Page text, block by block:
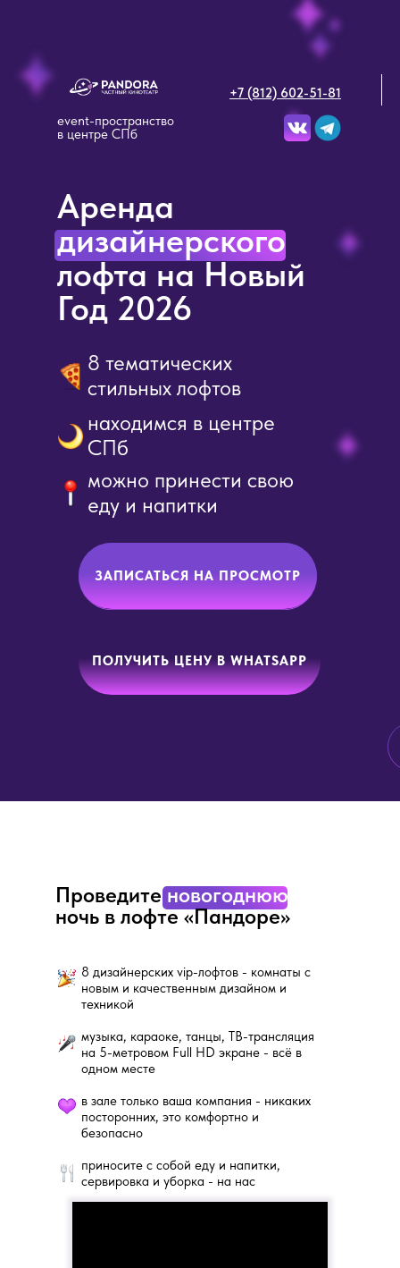
Аренда
дизайнерского
лофта на Новый
Год 2026
ПОЛУЧИТЬ ЦЕНУ В WHATSAPP
ЗАПИСАТЬСЯ НА ПРОСМОТР
находимся в центре
СПб
8 тематических
стильных лофтов
можно принести свою
еду и напитки
event-пространство
в центре СПб
+7 (812) 602-51-81
8 дизайнерских vip-лофтов - комнаты с
новым и качественным дизайном и
техникой
музыка, караоке, танцы, ТВ-трансляция
на 5-метровом Full HD экране - всё в
одном месте
в зале только ваша компания - никаких
посторонних, это комфортно и
безопасно
приносите с собой еду и напитки,
сервировка и уборка - на нас
Проведитеновогоднюю
ночь в лофте «Пандоре»